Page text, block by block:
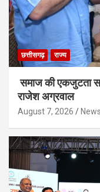
छत्तीसगढ़ राज्य
समाज की एकजुटता
राजेश अग्रवाल
August 7, 2026